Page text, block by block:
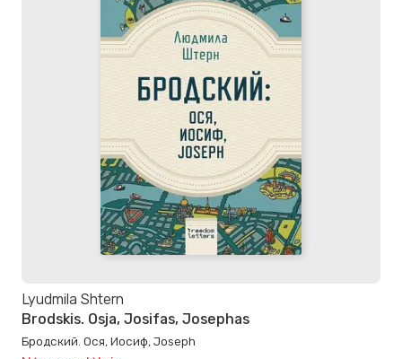
Lyudmila Shtern
Brodskis. Osja, Josifas, Josephas
Бродский. Ося, Иосиф, Joseph